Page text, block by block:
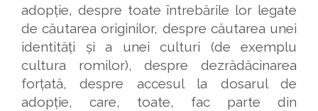
adopție, despre toate întrebările lor legate
de căutarea originilor, despre căutarea unei
identități și a unei culturi (de exemplu
cultura romilor), despre dezrădăcinarea
forțată, despre accesul la dosarul de
adopție, care, toate, fac parte din